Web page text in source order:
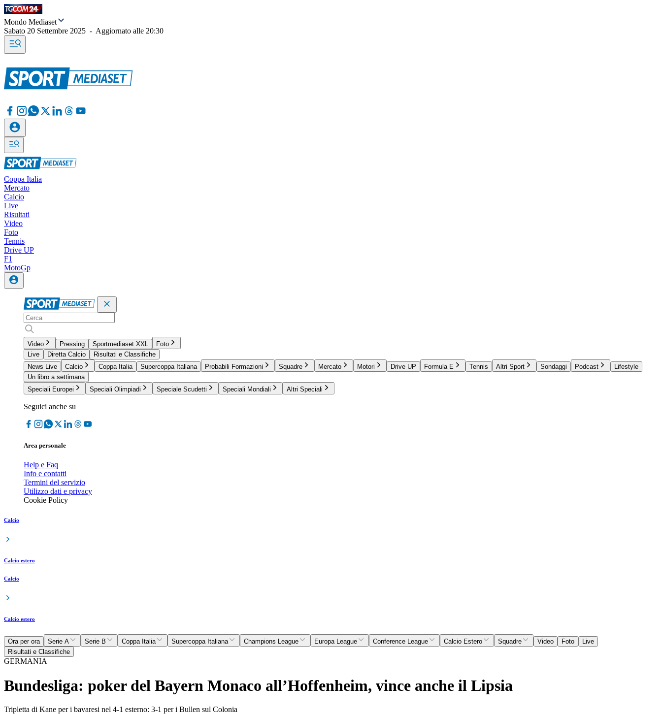
Mondo Mediaset
Sabato 20 Settembre 2025 - Aggiornato alle 20:30
Coppa Italia
Mercato
Calcio
Live
Risultati
Video
Foto
Tennis
Drive UP
F1
MotoGp
Video Pressing Sportmediaset XXL
Foto
Live
Diretta Calcio
Risultati e Classifiche
News Live
Calcio Coppa Italia Supercoppa Italiana Probabili Formazioni Squadre Mercato Motori Drive UP Formula E Tennis Altri Sport Sondaggi Podcast
Lifestyle
Un libro a settimana
Speciali Europei
Speciali Olimpiadi Speciale Scudetti Speciali Mondiali Altri Speciali
Seguici anche su
Area personale
Help e Faq
Info e contatti
Termini del servizio
Utilizzo dati e privacy
Cookie Policy
Calcio
Calcio estero
Calcio
Calcio estero
Ora per ora Serie A Serie B Coppa Italia Supercoppa Italiana Champions League Europa League Conference League Calcio Estero Squadre Video Foto
Live
Risultati e Classifiche
GERMANIA
Bundesliga: poker del Bayern Monaco all’Hoffenheim, vince anche il Lipsia
Tripletta di Kane per i bavaresi nel 4-1 esterno: 3-1 per i Bullen sul Colonia